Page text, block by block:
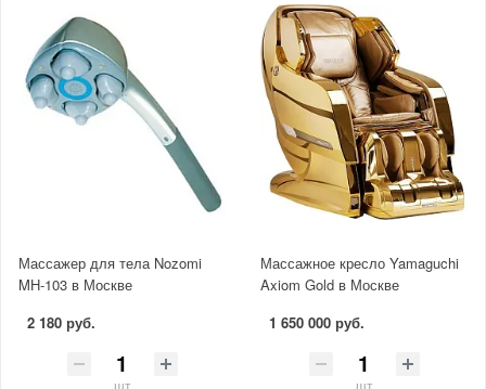
Массажер для тела Nozomi
MH-103 в Москве
2 180 руб.
шт
Массажное кресло Yamaguchi
Axiom Gold в Москве
1 650 000 руб.
шт